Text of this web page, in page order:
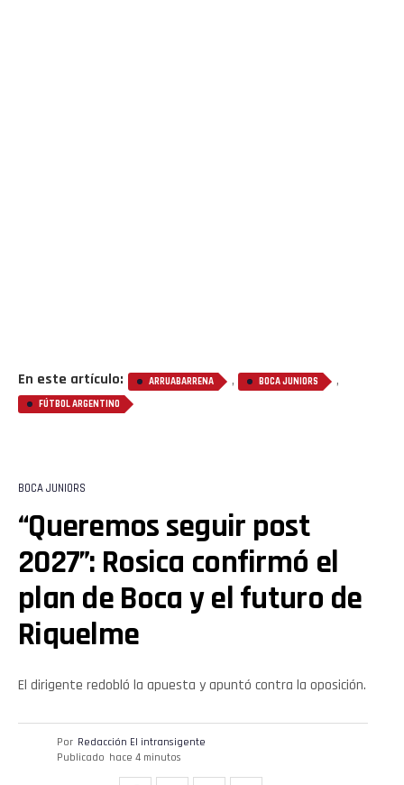
En este artículo: ARRUABARRENA , BOCA JUNIORS ,
FÚTBOL ARGENTINO
BOCA JUNIORS
“Queremos seguir post
2027”: Rosica confirmó el
plan de Boca y el futuro de
Riquelme
El dirigente redobló la apuesta y apuntó contra la oposición.
Por Redacción El intransigente
Publicado hace 4 minutos